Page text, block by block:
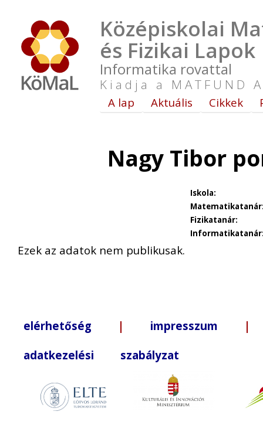
Középiskolai
és Fizikai Lapok
Informatika rovattal
Kiadja a MATFUND
A lap Aktuális Cikkek
Nagy Tibor
Iskola:
Fizikatanár:
Ezek az adatok nem publikusak.
elérhetőség | impresszum |
adatkezelési szabályzat